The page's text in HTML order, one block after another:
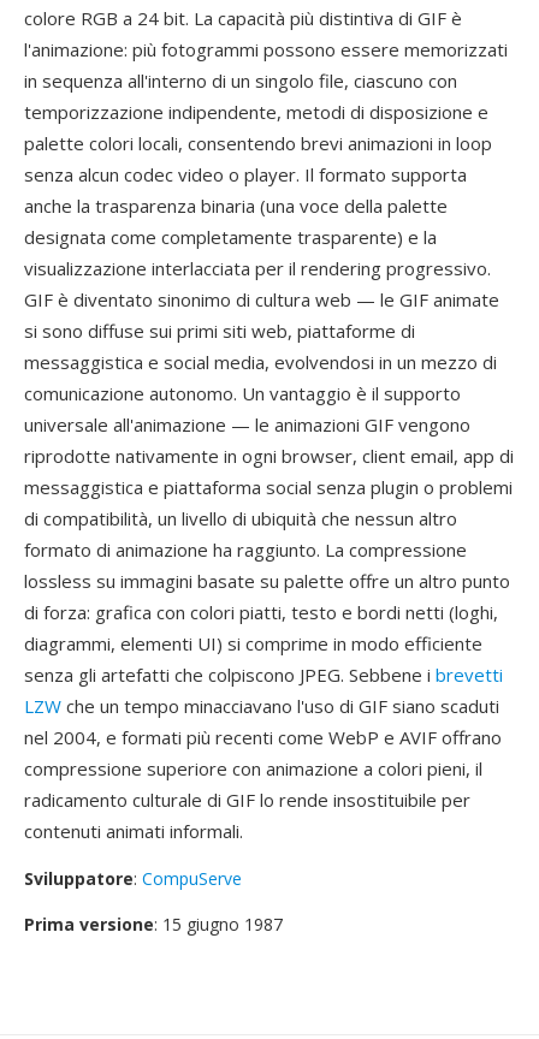
colore RGB a 24 bit. La capacità più distintiva di GIF è
l'animazione: più fotogrammi possono essere memorizzati
in sequenza all'interno di un singolo file, ciascuno con
temporizzazione indipendente, metodi di disposizione e
palette colori locali, consentendo brevi animazioni in loop
senza alcun codec video o player. Il formato supporta
anche la trasparenza binaria (una voce della palette
designata come completamente trasparente) e la
visualizzazione interlacciata per il rendering progressivo.
GIF è diventato sinonimo di cultura web — le GIF animate
si sono diffuse sui primi siti web, piattaforme di
messaggistica e social media, evolvendosi in un mezzo di
comunicazione autonomo. Un vantaggio è il supporto
universale all'animazione — le animazioni GIF vengono
riprodotte nativamente in ogni browser, client email, app di
messaggistica e piattaforma social senza plugin o problemi
di compatibilità, un livello di ubiquità che nessun altro
formato di animazione ha raggiunto. La compressione
lossless su immagini basate su palette offre un altro punto
di forza: grafica con colori piatti, testo e bordi netti (loghi,
diagrammi, elementi UI) si comprime in modo efficiente
senza gli artefatti che colpiscono JPEG. Sebbene i brevetti
LZW che un tempo minacciavano l'uso di GIF siano scaduti
nel 2004, e formati più recenti come WebP e AVIF offrano
compressione superiore con animazione a colori pieni, il
radicamento culturale di GIF lo rende insostituibile per
contenuti animati informali.
Sviluppatore: CompuServe
Prima versione: 15 giugno 1987